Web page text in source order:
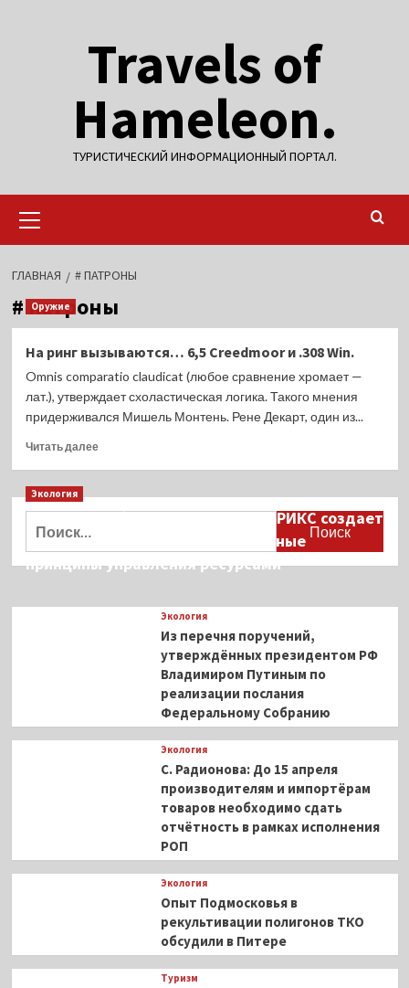
Travels of
Hameleon.
ТУРИСТИЧЕСКИЙ ИНФОРМАЦИОННЫЙ ПОРТАЛ.
меню
ГЛАВНАЯ # ПАТРОНЫ
# патроны
Оружие
На ринг вызываются… 6,5 Creedmoor и .308 Win.
Omnis comparatio claudicat (любое сравнение хромает —
лат.), утверждает схоластическая логика. Такого мнения
придерживался Мишель Монтень. Рене Декарт, один из...
Читать далееПрочитать
На
ринг
6,5
Creedmoor
Экология
Дмитрий Кобылкин: площадка БРИКС создает
возможность сформировать единые
принципы управления ресурсами
Экология
Из перечня поручений,
утверждённых президентом РФ
Владимиром Путиным по
реализации послания
Федеральному Собранию
Экология
С. Радионова: До 15 апреля
производителям и импортёрам
товаров необходимо сдать
отчётность в рамках исполнения
РОП
Экология
Опыт Подмосковья в
рекультивации полигонов ТКО
обсудили в Питере
Туризм